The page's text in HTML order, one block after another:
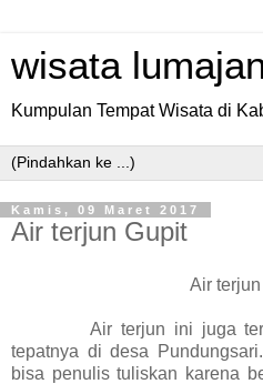
wisata
Kumpulan Tempat Wisata di
Kamis, 09 Maret 2017
Air terjun Gupit
Air
Air terjun ini juga
tepatnya di desa
bisa penulis tuliskan karena